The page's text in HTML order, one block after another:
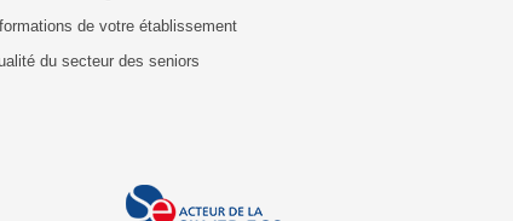
de votre établissement
du secteur des seniors